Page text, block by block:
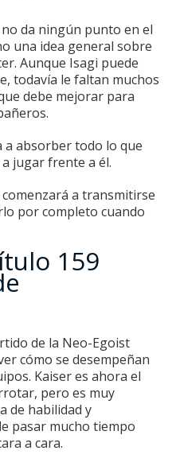
da ningún punto en el
una idea general sobre
Aunque Isagi puede
todavía le faltan muchos
debe mejorar para
a absorber todo lo que
jugar frente a él.
a transmitirse
por completo cuando
159
de la Neo-Egoist
cómo se desempeñan
Kaiser es ahora el
pero es muy
de habilidad y
pasar mucho tiempo
a cara.